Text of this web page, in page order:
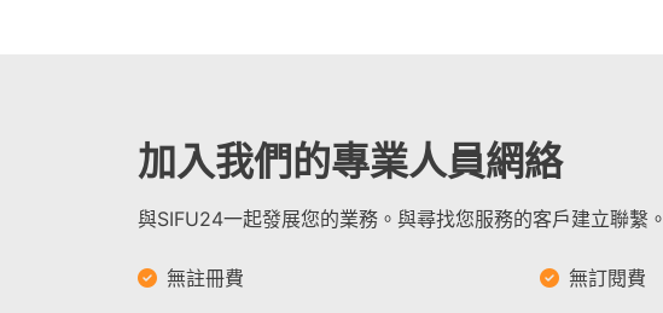
加入我們的專業人員網絡
與SIFU24一起發展您的業務。與尋找您服務的客戶建立聯繫。
無註冊費 無訂閱費